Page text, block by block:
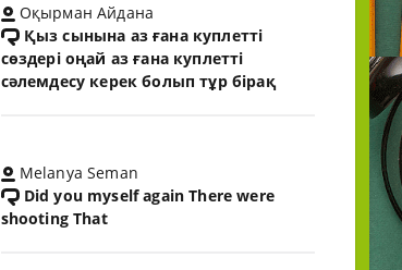
Оқырман Айдана
Қыз сынына аз ғана куплетті
сөздері оңай аз ғана куплетті
сәлемдесу керек болып тұр бірақ
Melanya Seman
Did you myself again There were
shooting That